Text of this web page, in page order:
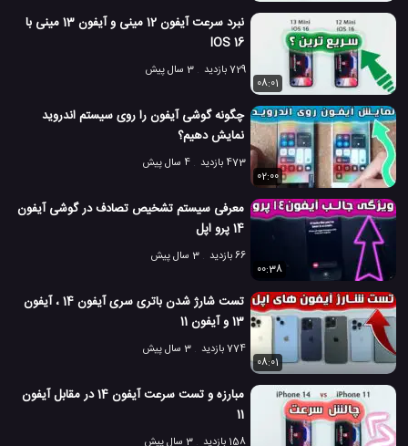
نبرد سرعت آیفون 12 مینی و آیفون 13 مینی با
IOS 16
729 بازدید
3 سال پیش
08:01
چگونه گوشی آیفون را روی سیستم اندروید
نمایش دهیم؟
473 بازدید
4 سال پیش
02:00
معرفی سیستم تشخیص تصادف در گوشی آیفون
14 پرو اپل
66 بازدید
3 سال پیش
00:38
تست شارژ شدن باتری سری آیفون 14 ، آیفون
13 و آیفون 11
774 بازدید
3 سال پیش
08:01
مبارزه و تست سرعت آیفون 14 در مقابل آیفون
11
158 بازدید 3 سال پیش